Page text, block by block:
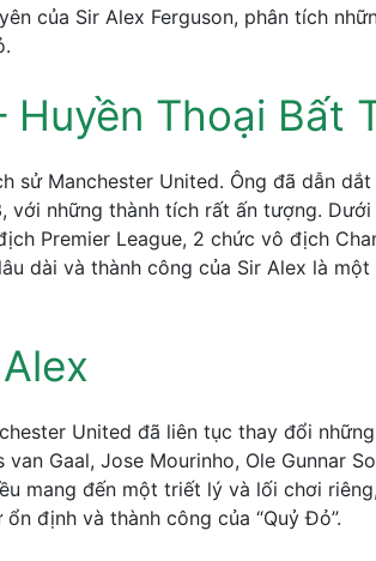
của Sir Alex Ferguson, phân tích
Huyền Thoại Bất
sử Manchester United. Ông đã dẫn dắt
với những thành tích rất ấn tượng.
Premier League, 2 chức vô địch
dài và thành công của Sir Alex là
United đã liên tục thay đổi
Gaal, Jose Mourinho, Ole Gunnar
mang đến một triết lý và lối chơi
định và thành công của “Quỷ Đỏ”.